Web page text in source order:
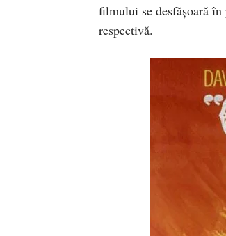
filmului se desfășoară
respectivă.